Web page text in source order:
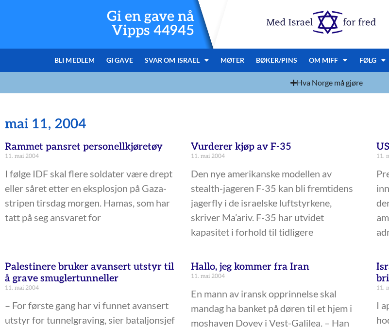
Gi en gave nå
Vipps 44945
BLI MEDLEM GI GAVE SVAR OM ISRAEL MØTER BØKER/PINS OM MIFF FØLG
Hva Norge må gjøre
mai 11, 2004
Rammet pansret personellkjøretøy
11. mai 2004
I følge IDF skal flere soldater være drept
eller såret etter en eksplosjon på Gaza-
stripen tirsdag morgen. Hamas, som har
tatt på seg ansvaret for
Vurderer kjøp av F-35
11. mai 2004
Den nye amerikanske modellen av
stealth-jageren F-35 kan bli fremtidens
jagerfly i de israelske luftstyrkene,
skriver Ma’ariv. F-35 har utvidet
kapasitet i forhold til tidligere
11.
Palestinere bruker avansert utstyr til
å grave smuglertunneller
11. mai 2004
– For første gang har vi funnet avansert
utstyr for tunnelgraving, sier bataljonsjef
Hallo, jeg kommer fra Iran
11. mai 2004
En mann av iransk opprinnelse skal
mandag ha banket på døren til et hjem i
moshaven Dovev i Vest-Galilea. – Han
11.
I